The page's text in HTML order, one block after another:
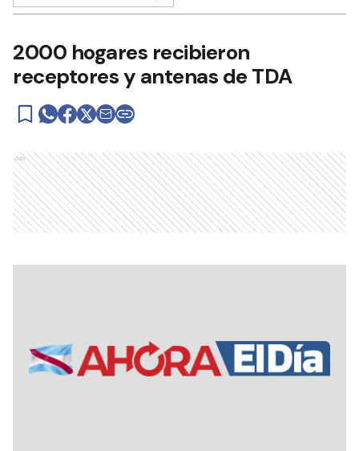
2000 hogares recibieron
receptores y antenas de TDA
Ads